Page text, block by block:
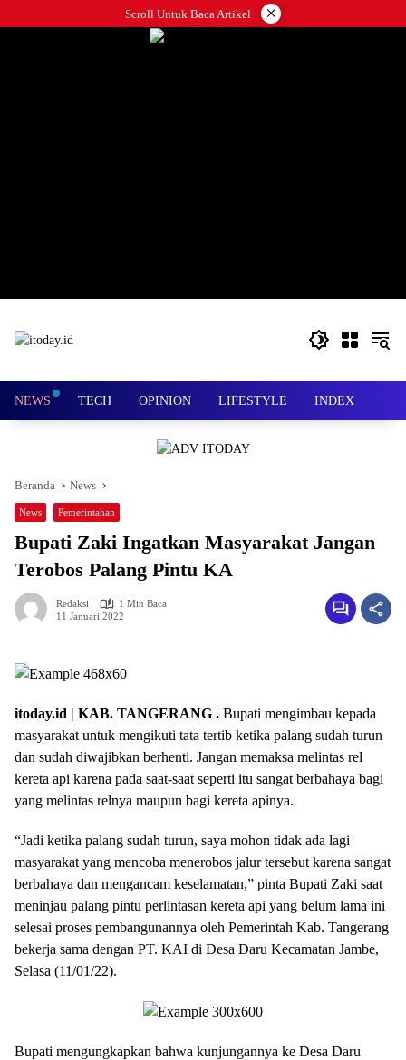
ke
Scroll Untuk Baca Artikel ×
NEWS TECH OPINION LIFESTYLE INDEX
Beranda News
News Pemerintahan
Bupati Zaki Ingatkan Masyarakat Jangan
Terobos Palang Pintu KA
Redaksi
1 Min Baca
11 Januari 2022
itoday.id | KAB. TANGERANG . Bupati mengimbau kepada
masyarakat untuk mengikuti tata tertib ketika palang sudah turun
dan sudah diwajibkan berhenti. Jangan memaksa melintas rel
kereta api karena pada saat-saat seperti itu sangat berbahaya bagi
yang melintas relnya maupun bagi kereta apinya.
“Jadi ketika palang sudah turun, saya mohon tidak ada lagi
masyarakat yang mencoba menerobos jalur tersebut karena sangat
berbahaya dan mengancam keselamatan,” pinta Bupati Zaki saat
meninjau palang pintu perlintasan kereta api yang belum lama ini
selesai proses pembangunannya oleh Pemerintah Kab. Tangerang
bekerja sama dengan PT. KAI di Desa Daru Kecamatan Jambe,
Selasa (11/01/22).
Bupati mengungkapkan bahwa kunjungannya ke Desa Daru